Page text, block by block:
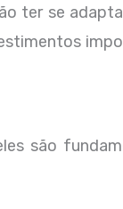
ter se
são